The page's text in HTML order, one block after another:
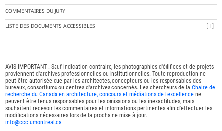
COMMENTAIRES DU JURY
LISTE DES DOCUMENTS ACCESSIBLES
AVIS IMPORTANT : Sauf indication contraire, les photographies d'édifices et de projets
proviennent d'archives professionnelles ou institutionnelles. Toute reproduction ne
peut être autorisée que par les architectes, concepteurs ou les responsables des
bureaux, consortiums ou centres d'archives concernés. Les chercheurs de laChaire de
recherche du Canada en architecture, concours et médiations de l'excellence ne
peuvent être tenus responsables pour les omissions ou les inexactitudes, mais
souhaitent recevoir les commentaires et informations pertinentes afin d'effectuer les
modifications nécessaires lors de la prochaine mise à jour.
info@ccc.umontreal.ca